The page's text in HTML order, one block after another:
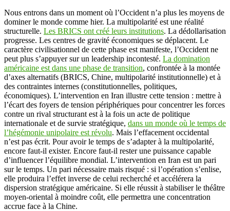
Nous entrons dans un moment où l’Occident n’a plus les moyens de
dominer le monde comme hier. La multipolarité est une réalité
structurelle. Les BRICS ont créé leurs institutions. La dédollarisation
progresse. Les centres de gravité économiques se déplacent. Le
caractère civilisationnel de cette phase est manifeste, l’Occident ne
peut plus s’appuyer sur un leadership incontesté. La domination
américaine est dans une phase de transition, confrontée à la montée
d’axes alternatifs (BRICS, Chine, multipolarité institutionnelle) et à
des contraintes internes (constitutionnelles, politiques,
économiques). L’intervention en Iran illustre cette tension : mettre à
l’écart des foyers de tension périphériques pour concentrer les forces
contre un rival structurant est à la fois un acte de politique
internationale et de survie stratégique, dans un monde où le temps de
l’hégémonie unipolaire est révolu. Mais l’effacement occidental
n’est pas écrit. Pour avoir le temps de s’adapter à la multipolarité,
encore faut-il exister. Encore faut-il rester une puissance capable
d’influencer l’équilibre mondial. L’intervention en Iran est un pari
sur le temps. Un pari nécessaire mais risqué : si l’opération s’enlise,
elle produira l’effet inverse de celui recherché et accélérera la
dispersion stratégique américaine. Si elle réussit à stabiliser le théâtre
moyen-oriental à moindre coût, elle permettra une concentration
accrue face à la Chine.